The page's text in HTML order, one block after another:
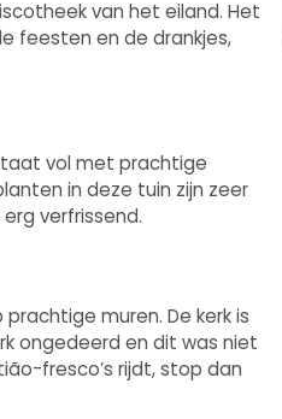
van het eiland. Het
feesten en de drankjes,
vol met prachtige
in deze tuin zijn zeer
verfrissend.
muren. De kerk is
ongedeerd en dit was niet
fresco’s rijdt, stop dan